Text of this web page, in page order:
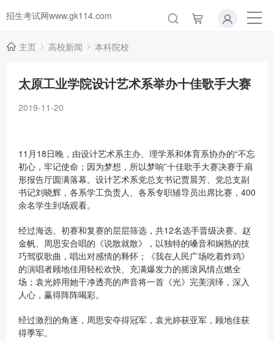
招生考试网www.gk114.com
主页 高校新闻 本科院校
太原工业学院设计艺术系举办十佳歌手大赛
2019-11-20
11月18日晚，由设计艺术系主办、理学系和体育系协办的“不忘
初心，牢记使命；因为梦想，所以梦响”十佳歌手大赛决赛于扇
形报告厅圆满落幕。设计艺术系党总支书记贾晨芳、党总支副
书记刘晓辉，各系学工负责人、各系专职辅导员出席比赛，400
余名学生到场观看。
经过海选、初赛和复赛的层层筛选，共12名选手晋级决赛。赵
金帆、周思安合唱的《说散就散》，以独特的嗓音和娴熟的技
巧驾驭歌曲，唱出对感情的释怀；《我在人民广场吃着炸鸡》
的演唱者顾地佳用轻松欢快、充满爆发力的摇滚风情点燃全
场；袁光婷用她干净透亮的声音将一首《光》完美演绎，深入
人心，赢得阵阵喝彩。
经过激烈的角逐，周思安夺得冠军，袁光婷获亚军，顾地佳获
得季军。